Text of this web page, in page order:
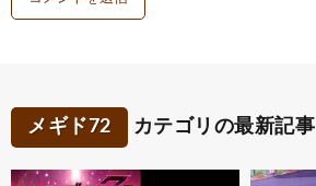
メギド72 カテゴリの最新記事